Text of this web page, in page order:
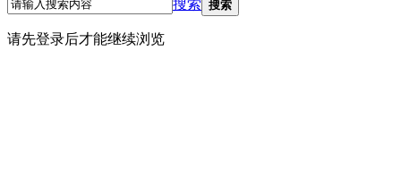
搜索 搜索
请先登录后才能继续浏览